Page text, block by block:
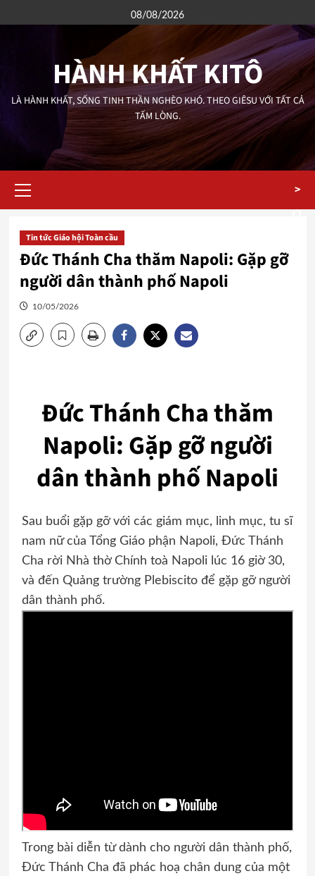
to
08/08/2026
HÀNH KHẤT KITÔ
LÀ HÀNH KHẤT, SỐNG TINH THẦN NGHÈO KHÓ. THEO GIÊSU VỚI TẤT CẢ
TẤM LÒNG.
Menu
>
Tin tức Giáo hội Toàn cầu
Đức Thánh Cha thăm Napoli: Gặp gỡ
người dân thành phố Napoli
10/05/2026
Đức Thánh Cha thăm
Napoli: Gặp gỡ người
dân thành phố Napoli
Sau buổi gặp gỡ với các giám mục, linh mục, tu sĩ
nam nữ của Tổng Giáo phận Napoli, Đức Thánh
Cha rời Nhà thờ Chính toà Napoli lúc 16 giờ 30,
và đến Quảng trường Plebiscito để gặp gỡ người
dân thành phố.
Trong bài diễn từ dành cho người dân thành phố,
Đức Thánh Cha đã phác hoạ chân dung của một